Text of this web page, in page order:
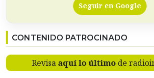
Seguir en Google
CONTENIDO PATROCINADO
Revisa aquí lo últimode